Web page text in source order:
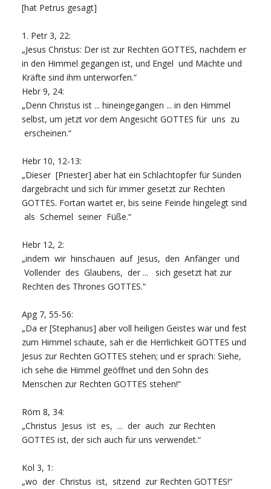
[hat Petrus gesagt]
1. Petr 3, 22:
„Jesus Christus: Der ist zur Rechten GOTTES, nachdem er
in den Himmel gegangen ist, und Engel und Mächte und
Kräfte sind ihm unterworfen.“
Hebr 9, 24:
„Denn Christus ist ... hineingegangen ... in den Himmel
selbst, um jetzt vor dem Angesicht GOTTES für uns zu
erscheinen.“
Hebr 10, 12-13:
„Dieser [Priester] aber hat ein Schlachtopfer für Sünden
dargebracht und sich für immer gesetzt zur Rechten
GOTTES. Fortan wartet er, bis seine Feinde hingelegt sind
als Schemel seiner Füße.“
Hebr 12, 2:
„indem wir hinschauen auf Jesus, den Anfänger und
Vollender des Glaubens, der ... sich gesetzt hat zur
Rechten des Thrones GOTTES.“
Apg 7, 55-56:
„Da er [Stephanus] aber voll heiligen Geistes war und fest
zum Himmel schaute, sah er die Herrlichkeit GOTTES und
Jesus zur Rechten GOTTES stehen; und er sprach: Siehe,
ich sehe die Himmel geöffnet und den Sohn des
Menschen zur Rechten GOTTES stehen!“
Röm 8, 34:
„Christus Jesus ist es, ... der auch zur Rechten
GOTTES ist, der sich auch für uns verwendet.“
Kol 3, 1:
„wo der Christus ist, sitzend zur Rechten GOTTES!“